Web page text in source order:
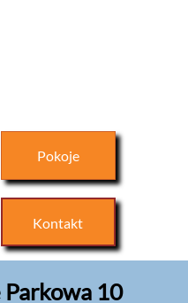
Pokoje
Kontakt
10